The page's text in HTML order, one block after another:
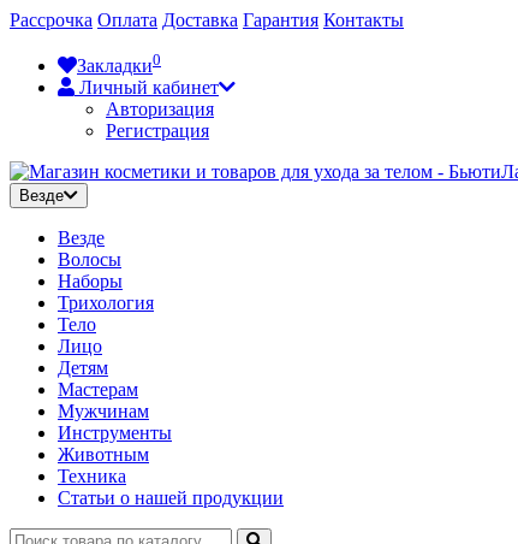
Рассрочка Оплата Доставка Гарантия Контакты
Закладки0
Личный кабинет
Авторизация
Регистрация
Везде
Везде
Волосы
Наборы
Трихология
Тело
Лицо
Детям
Мастерам
Мужчинам
Инструменты
Животным
Техника
Статьи о нашей продукции